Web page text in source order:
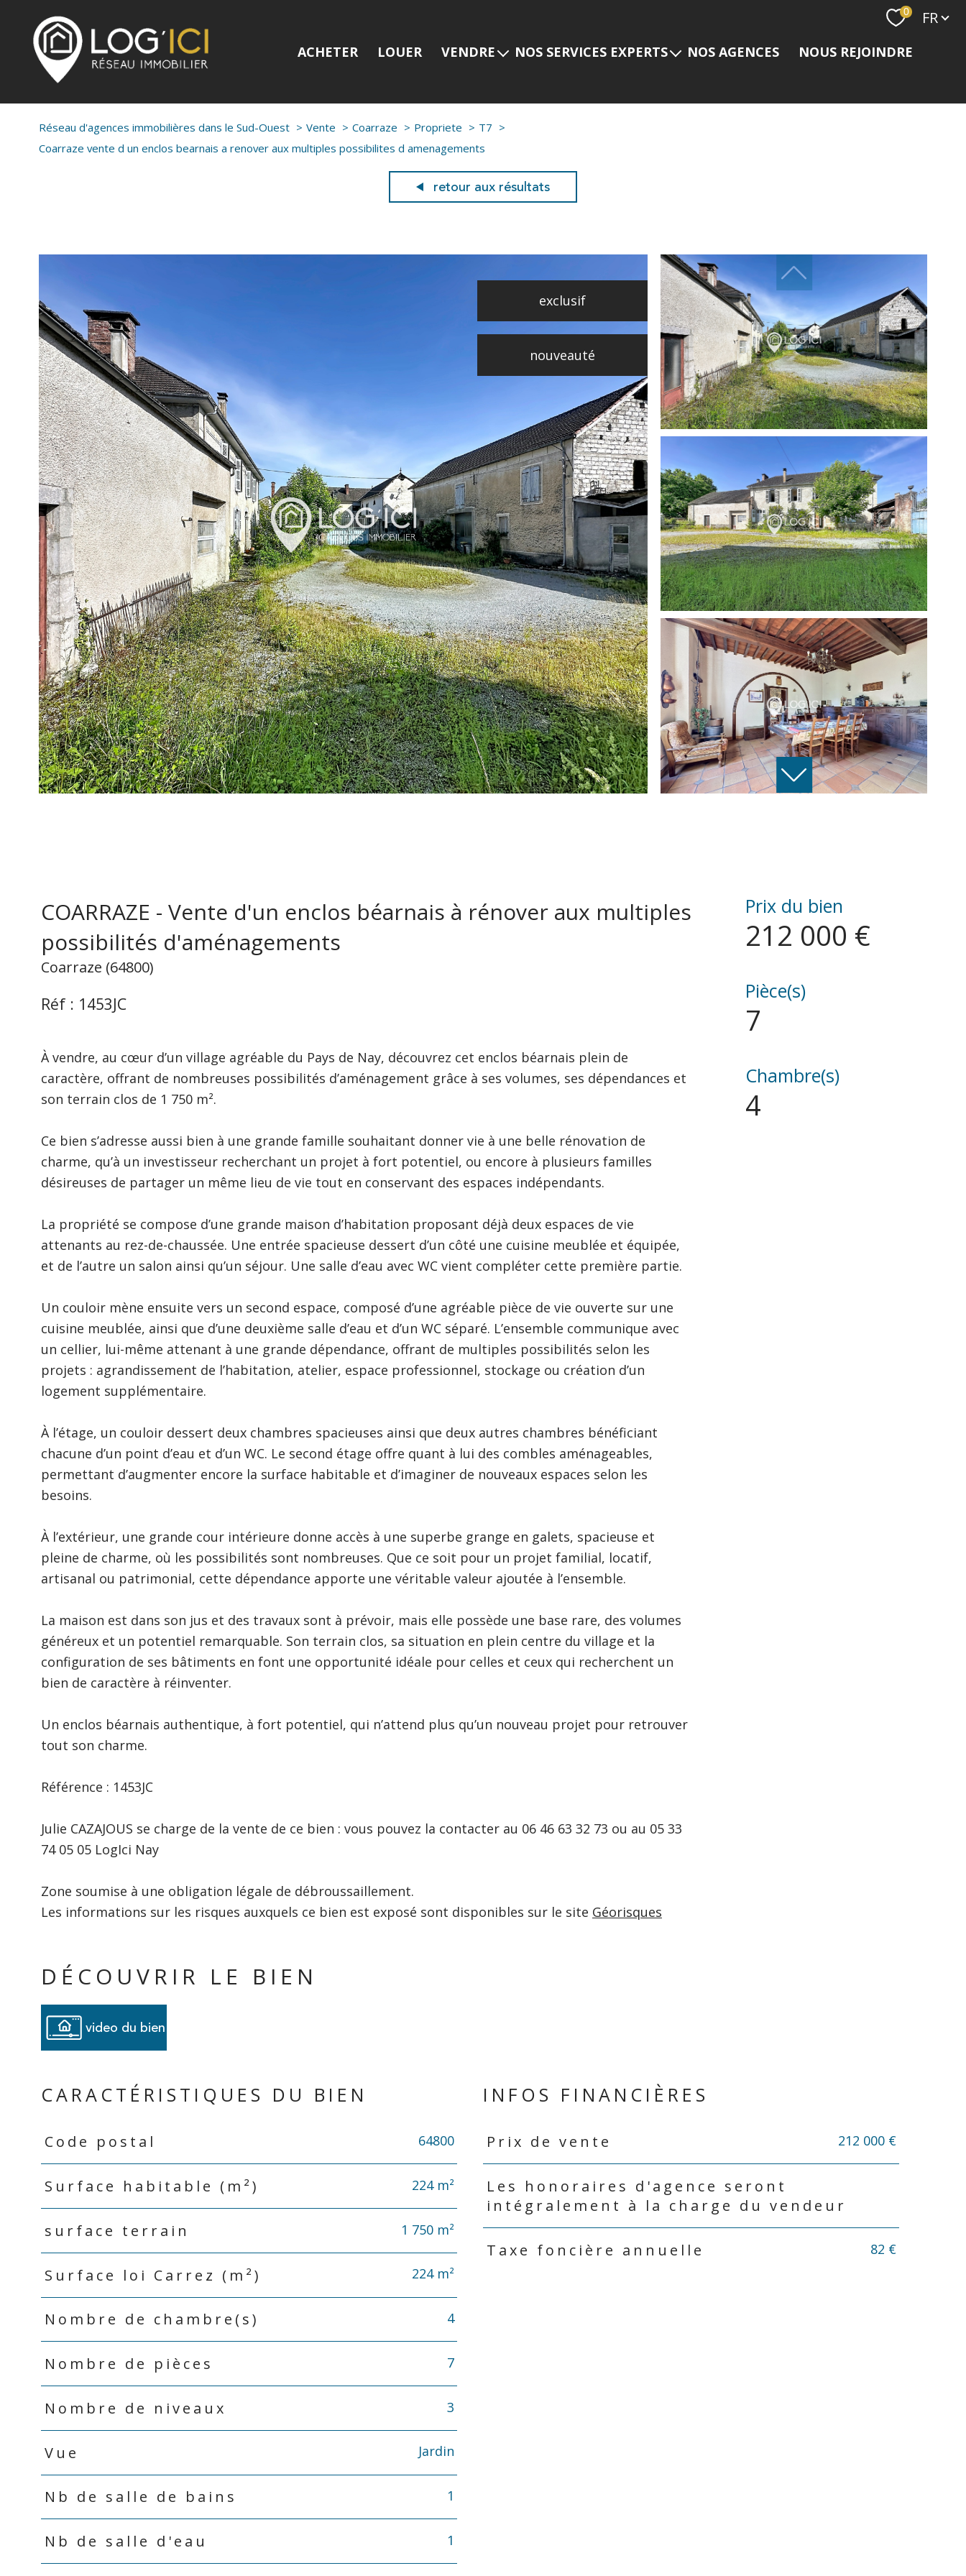
0 Langue
FR
ACHETER LOUER VENDRE
Nos dernières ventes
NOS SERVICES EXPERTS NOS AGENCES NOUS REJOINDRE
Réseau d'agences immobilières dans le Sud-Ouest Vente Coarraze Propriete
T7
Coarraze vente d un enclos bearnais a renover aux multiples possibilites d amenagements
retour aux résultats
exclusif
nouveauté
COARRAZE - Vente d'un enclos béarnais à rénover aux multiples
possibilités d'aménagements
Coarraze (64800)
Réf : 1453JC
À vendre, au cœur d’un village agréable du Pays de Nay, découvrez cet enclos béarnais plein de
caractère, offrant de nombreuses possibilités d’aménagement grâce à ses volumes, ses dépendances et
son terrain clos de 1 750 m².
Ce bien s’adresse aussi bien à une grande famille souhaitant donner vie à une belle rénovation de
charme, qu’à un investisseur recherchant un projet à fort potentiel, ou encore à plusieurs familles
désireuses de partager un même lieu de vie tout en conservant des espaces indépendants.
La propriété se compose d’une grande maison d’habitation proposant déjà deux espaces de vie
attenants au rez-de-chaussée. Une entrée spacieuse dessert d’un côté une cuisine meublée et équipée,
et de l’autre un salon ainsi qu’un séjour. Une salle d’eau avec WC vient compléter cette première partie.
Un couloir mène ensuite vers un second espace, composé d’une agréable pièce de vie ouverte sur une
cuisine meublée, ainsi que d’une deuxième salle d’eau et d’un WC séparé. L’ensemble communique avec
un cellier, lui-même attenant à une grande dépendance, offrant de multiples possibilités selon les
projets : agrandissement de l’habitation, atelier, espace professionnel, stockage ou création d’un
logement supplémentaire.
À l’étage, un couloir dessert deux chambres spacieuses ainsi que deux autres chambres bénéficiant
chacune d’un point d’eau et d’un WC. Le second étage offre quant à lui des combles aménageables,
permettant d’augmenter encore la surface habitable et d’imaginer de nouveaux espaces selon les
besoins.
À l’extérieur, une grande cour intérieure donne accès à une superbe grange en galets, spacieuse et
pleine de charme, où les possibilités sont nombreuses. Que ce soit pour un projet familial, locatif,
artisanal ou patrimonial, cette dépendance apporte une véritable valeur ajoutée à l’ensemble.
La maison est dans son jus et des travaux sont à prévoir, mais elle possède une base rare, des volumes
généreux et un potentiel remarquable. Son terrain clos, sa situation en plein centre du village et la
configuration de ses bâtiments en font une opportunité idéale pour celles et ceux qui recherchent un
bien de caractère à réinventer.
Un enclos béarnais authentique, à fort potentiel, qui n’attend plus qu’un nouveau projet pour retrouver
tout son charme.
Référence : 1453JC
Julie CAZAJOUS se charge de la vente de ce bien : vous pouvez la contacter au 06 46 63 32 73 ou au 05 33
74 05 05 LogIci Nay
Zone soumise à une obligation légale de débroussaillement.
Les informations sur les risques auxquels ce bien est exposé sont disponibles sur le site Géorisques
DÉCOUVRIR LE BIEN
video du bien
Prix du bien
212 000 €
Pièce(s)
7
Chambre(s)
4
CARACTÉRISTIQUES DU BIEN
Caractéristiques Valeurs
Code postal 64800
Surface habitable (m²) 224 m²
surface terrain 1 750 m²
Surface loi Carrez (m²) 224 m²
Nombre de chambre(s) 4
Nombre de pièces 7
Nombre de niveaux 3
Vue Jardin
Nb de salle de bains 1
Nb de salle d'eau 1
INFOS FINANCIÈRES
Caractéristiques Valeurs
Prix de vente 212 000 €
Les honoraires d'agence seront
intégralement à la charge du vendeur
Taxe foncière annuelle 82 €